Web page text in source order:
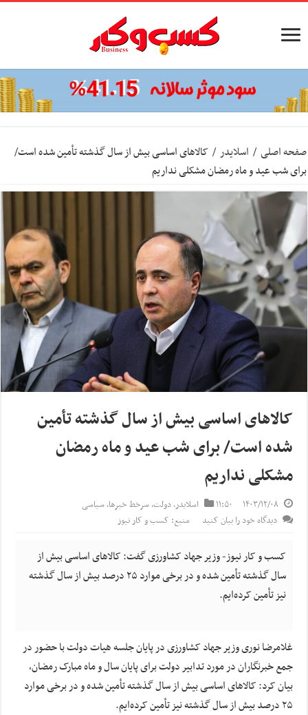
صفحه اصلی / اسلایدر / کالاهای اساسی بیش از سال گذشته تأمین شده است/
برای شب عید و ماه رمضان مشکلی نداریم
کالاهای اساسی بیش از سال گذشته تأمین
شده است/ برای شب عید و ماه رمضان
مشکلی نداریم
۱۴۰۳/۱۲/۰۸ ۱۱:۵۰ اسلایدر,دولت,سرخط خبرها,سیاسی
دیدگاه خود را بیان کنید
منبع: کسب و کار نیوز
کسب و کار نیوز- وزیر جهاد کشاورزی گفت: کالاهای اساسی بیش از
سال گذشته تأمین شده و در برخی موارد ۲۵ درصد بیش از سال گذشته
نیز تأمین کرده‌ایم.
غلامرضا نوری وزیر جهاد کشاورزی در پایان جلسه هیات دولت با حضور در
جمع خبرنگاران در مورد تدابیر دولت برای پایان سال و ماه مبارک رمضان،
بیان کرد: کالاهای اساسی بیش از سال گذشته تأمین شده و در برخی موارد
۲۵ درصد بیش از سال گذشته نیز تأمین کرده‌ایم.